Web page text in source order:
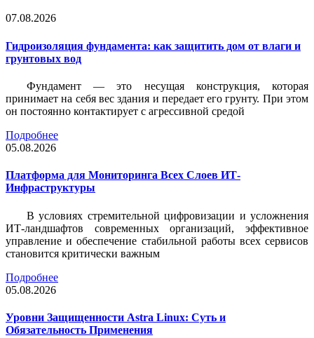
07.08.2026
Гидроизоляция фундамента: как защитить дом от влаги и
грунтовых вод
Фундамент — это несущая конструкция, которая
принимает на себя вес здания и передает его грунту. При этом
он постоянно контактирует с агрессивной средой
Подробнее
05.08.2026
Платформа для Мониторинга Всех Слоев ИТ-
Инфраструктуры
В условиях стремительной цифровизации и усложнения
ИТ-ландшафтов современных организаций, эффективное
управление и обеспечение стабильной работы всех сервисов
становится критически важным
Подробнее
05.08.2026
Уровни Защищенности Astra Linux: Суть и
Обязательность Применения